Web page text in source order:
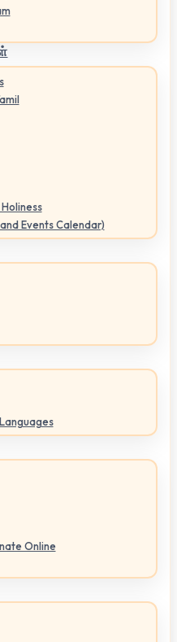
Events Calendar)
Online